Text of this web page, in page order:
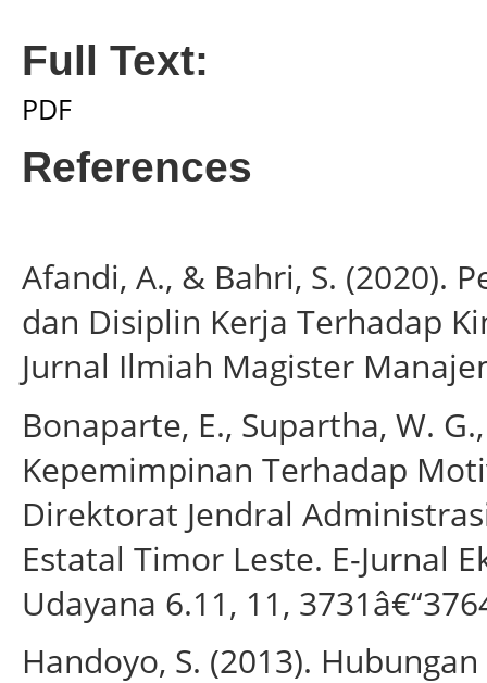
Full Text:
PDF
References
Afandi, A., & Bahri, S. (2020).
dan Disiplin Kerja Terhadap
Jurnal Ilmiah Magister
Bonaparte, E., Supartha, W.
Kepemimpinan Terhadap
Direktorat Jendral
Estatal Timor Leste. E-Jurnal
Udayana 6.11, 11,
Handoyo, S. (2013).